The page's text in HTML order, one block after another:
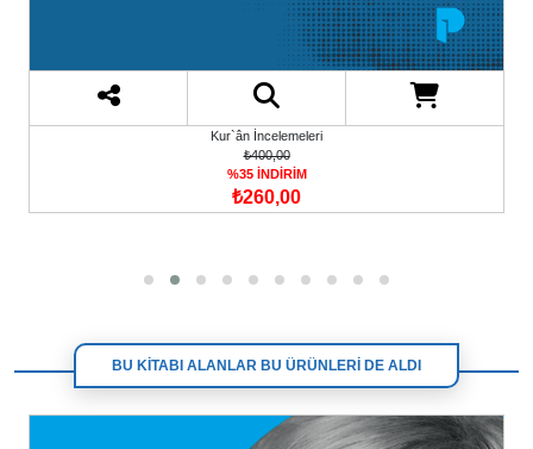
Kur`ân İncelemeleri
₺400,00
%35 İNDİRİM
₺260,00
BU KİTABI ALANLAR BU ÜRÜNLERİ DE ALDI